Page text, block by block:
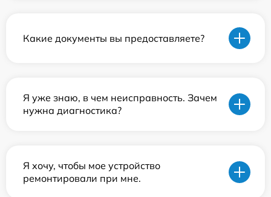
Какие документы вы предоставляете?
Я уже знаю, в чем неисправность. Зачем
нужна диагностика?
Я хочу, чтобы мое устройство
ремонтировали при мне.